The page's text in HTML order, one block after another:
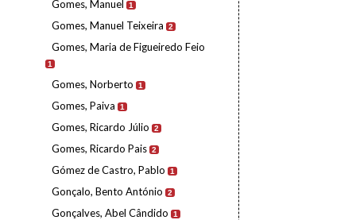
Gomes, Manuel 1
Gomes, Manuel Teixeira 2
Gomes, Maria de Figueiredo Feio
1
Gomes, Norberto 1
Gomes, Paiva 1
Gomes, Ricardo Júlio 2
Gomes, Ricardo Pais 2
Gómez de Castro, Pablo 1
Gonçalo, Bento António 2
Gonçalves, Abel Cândido 1